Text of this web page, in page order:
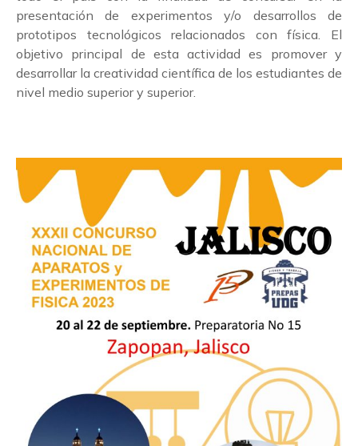
presentación de experimentos y/o desarrollos de
prototipos tecnológicos relacionados con física. El
objetivo principal de esta actividad es promover y
desarrollar la creatividad científica de los estudiantes de
nivel medio superior y superior.